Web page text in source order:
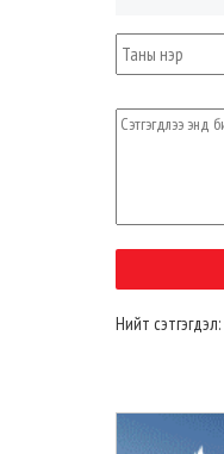
Нийт